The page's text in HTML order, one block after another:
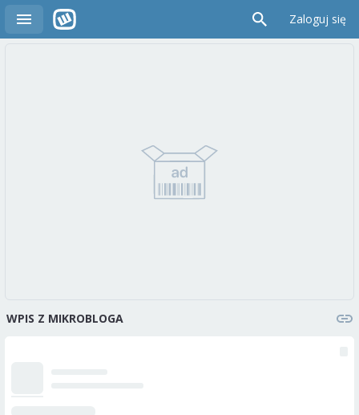
Zaloguj się
WPIS Z MIKROBLOGA